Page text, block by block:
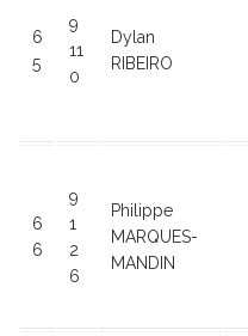
6
5
9
11
0
Dylan
RIBEIRO
6
6
9
1
2
6
Philippe
MARQUES-
MANDIN